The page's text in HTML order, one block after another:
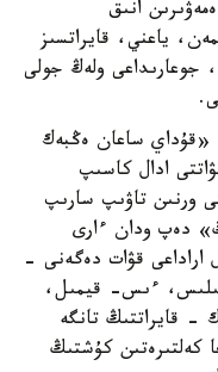
انىق
ياعني، قايراتسىز
جوعارىداعى ولەڭ جولى
ساعان ەڭبەك
ادال كاسىپ
ورنىن تاۋىپ سارىپ
دەپ ودان ءارى
اراداعى قۋات دەگەنى -
ءىس- قيمىل،
- قايراتتىڭ تانگە
كەلتىرەتىن كۇشتىڭ